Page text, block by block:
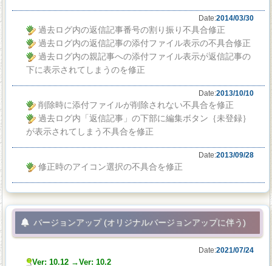
Date:2014/03/30
過去ログ内の返信記事番号の割り振り不具合修正
過去ログ内の返信記事の添付ファイル表示の不具合修正
過去ログ内の親記事への添付ファイル表示が返信記事の
下に表示されてしまうのを修正
Date:2013/10/10
削除時に添付ファイルが削除されない不具合を修正
過去ログ内「返信記事」の下部に編集ボタン｛未登録｝
が表示されてしまう不具合を修正
Date:2013/09/28
修正時のアイコン選択の不具合を修正
バージョンアップ (オリジナルバージョンアップに伴う)
Date:2021/07/24
Ver: 10.12 →Ver: 10.2